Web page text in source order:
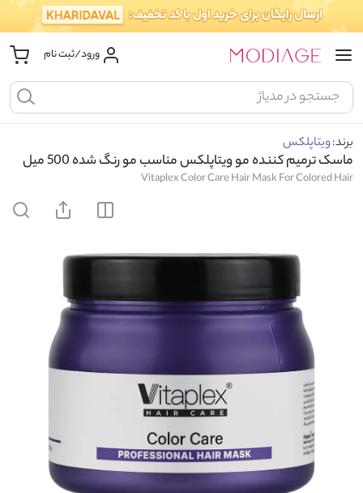
ورود/ثبت نام
برند:ویتاپلکس
ماسک ترمیم کننده مو ویتاپلکس مناسب مو رنگ شده 500 میل
Vitaplex Color Care Hair Mask For Colored Hair